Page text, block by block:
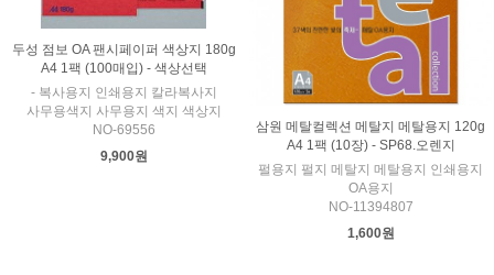
두성 점보 OA 팬시페이퍼 색상지 180g
A4 1팩 (100매입) - 색상선택
- 복사용지 인쇄용지 칼라복사지
사무용색지 사무용지 색지 색상지
NO-69556
9,900원
삼원 메탈컬렉션 메탈지 메탈용지 120g
A4 1팩 (10장) - SP68.오렌지
펄용지 펄지 메탈지 메탈용지 인쇄용지
OA용지
NO-11394807
1,600원